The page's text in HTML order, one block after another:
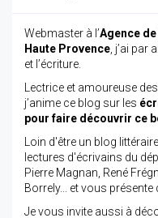
Webmaster à l’Agence
Haute Provence , j’ai
et l’écriture.
Lectrice et amoureuse des
j’anime ce blog sur les
pour faire découvrir ce
Loin d'être un blog
lectures d'écrivains du
Pierre Magnan, René
Borrely... et vous présente
Je vous invite aussi à